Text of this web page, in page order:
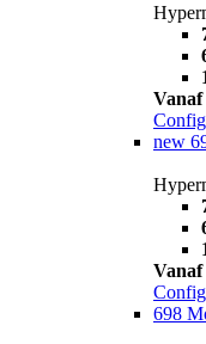
Vanaf
new
Vanaf
698